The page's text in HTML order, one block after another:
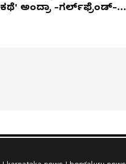
ಕಥೆ' ಅಂದ್ರಾ -ಗರ್ಲ್‌ಫ್ರೆಂಡ್-